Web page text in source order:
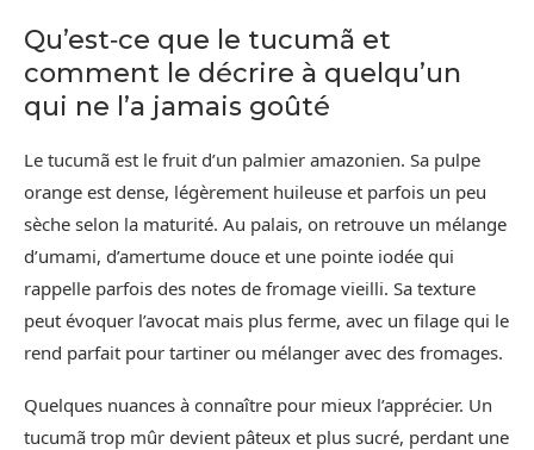
Qu’est‑ce que le tucumã et
comment le décrire à quelqu’un
qui ne l’a jamais goûté
Le tucumã est le fruit d’un palmier amazonien. Sa pulpe
orange est dense, légèrement huileuse et parfois un peu
sèche selon la maturité. Au palais, on retrouve un mélange
d’umami, d’amertume douce et une pointe iodée qui
rappelle parfois des notes de fromage vieilli. Sa texture
peut évoquer l’avocat mais plus ferme, avec un filage qui le
rend parfait pour tartiner ou mélanger avec des fromages.
Quelques nuances à connaître pour mieux l’apprécier. Un
tucumã trop mûr devient pâteux et plus sucré, perdant une